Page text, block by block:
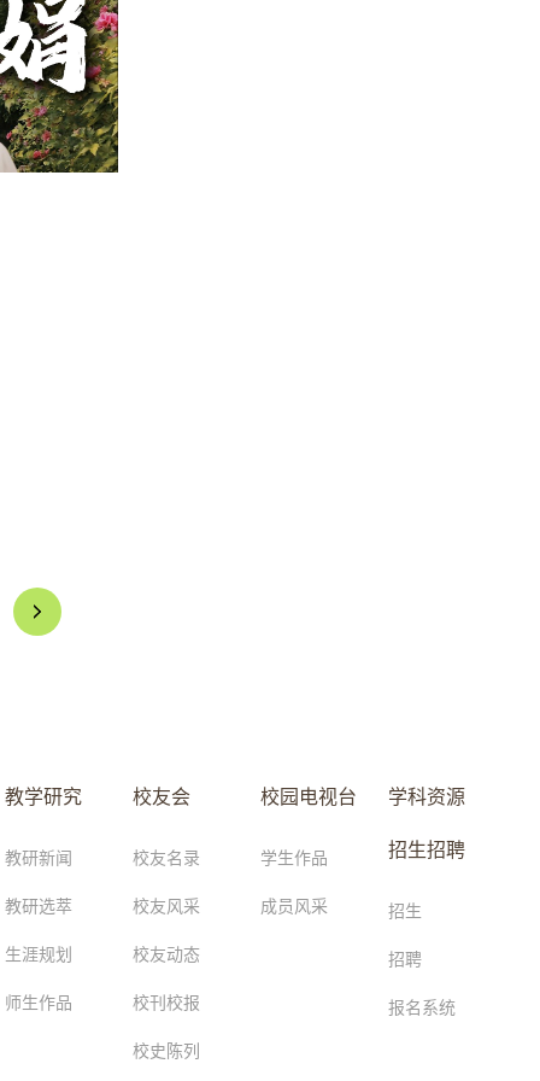
教学研究
教研新闻
教研选萃
生涯规划
师生作品
校友会
校友名录
校友风采
校友动态
校刊校报
校史陈列
校园电视台
学生作品
成员风采
学科资源
招生招聘
招生
招聘
报名系统